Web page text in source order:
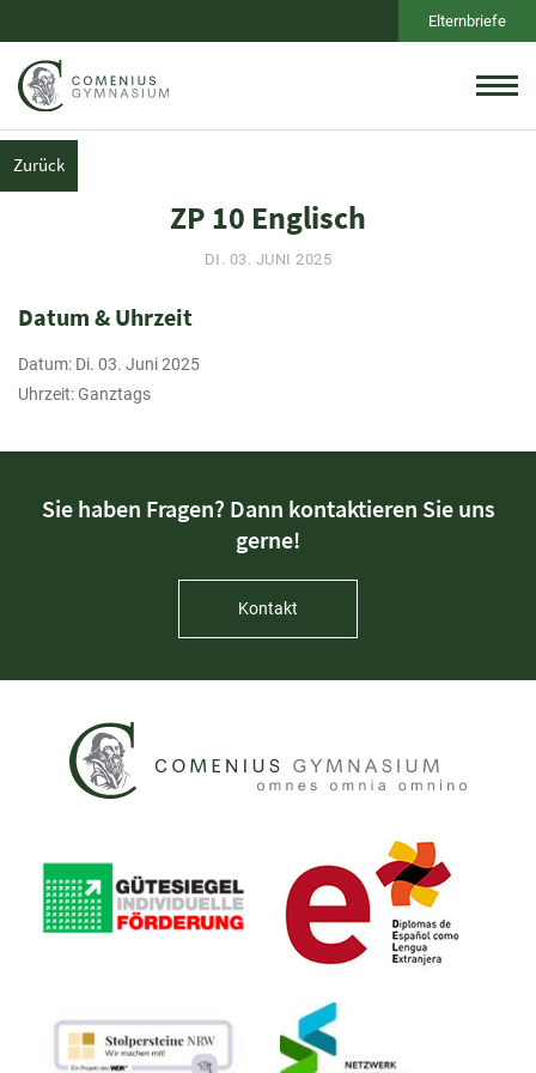
Elternbriefe
Zurück
ZP 10 Englisch
DI. 03. JUNI 2025
Datum & Uhrzeit
Datum: Di. 03. Juni 2025
Uhrzeit: Ganztags
Sie haben Fragen? Dann kontaktieren Sie uns
gerne!
Kontakt